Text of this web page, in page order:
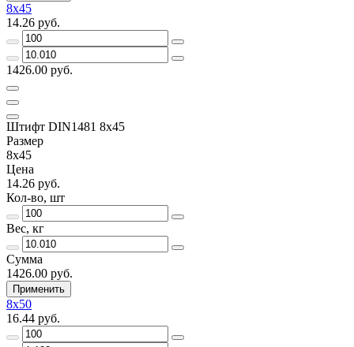
8х45
14.26 руб.
1426.00 руб.
Штифт DIN1481 8х45
Размер
8х45
Цена
14.26 руб.
Кол-во, шт
Вес, кг
Сумма
1426.00 руб.
Применить
8х50
16.44 руб.